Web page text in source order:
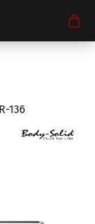
136